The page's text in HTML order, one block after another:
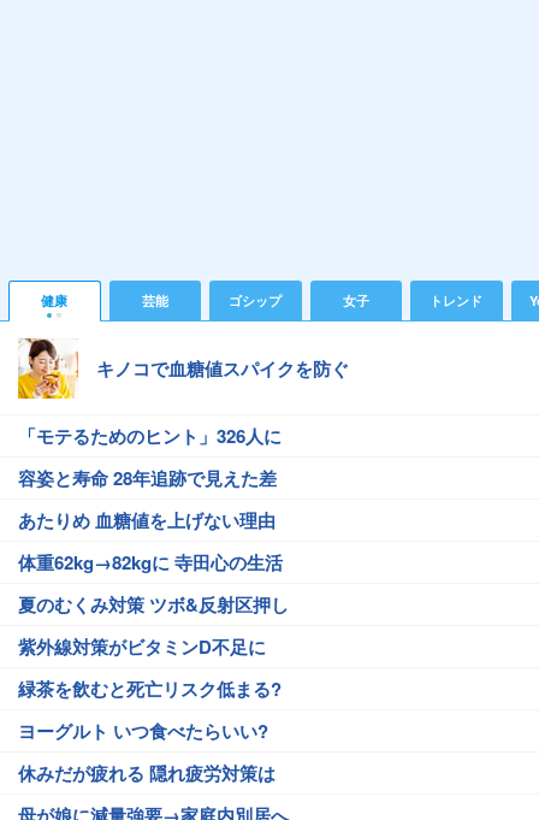
健康 芸能 ゴシップ 女子 トレンド
キノコで血糖値スパイクを防ぐ
「モテるためのヒント」326人に
容姿と寿命 28年追跡で見えた差
あたりめ 血糖値を上げない理由
体重62kg→82kgに 寺田心の生活
夏のむくみ対策 ツボ&反射区押し
紫外線対策がビタミンD不足に
緑茶を飲むと死亡リスク低まる?
ヨーグルト いつ食べたらいい?
休みだが疲れる 隠れ疲労対策は